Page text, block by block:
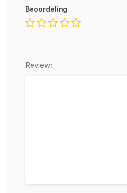
Beoordeling
Review: